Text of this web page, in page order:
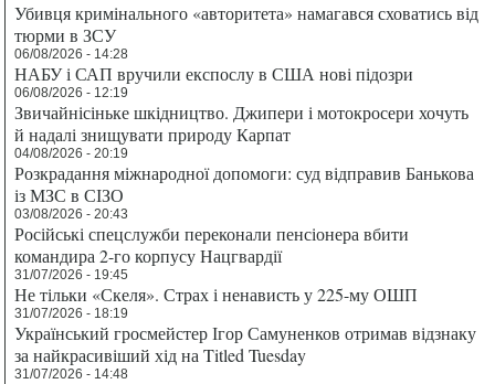
Убивця кримінального «авторитета» намагався сховатись від
тюрми в ЗСУ
06/08/2026 - 14:28
НАБУ і САП вручили експослу в США нові підозри
06/08/2026 - 12:19
Звичайнісіньке шкідництво. Джипери і мотокросери хочуть
й надалі знищувати природу Карпат
04/08/2026 - 20:19
Розкрадання міжнародної допомоги: суд відправив Банькова
із МЗС в СІЗО
03/08/2026 - 20:43
Російські спецслужби переконали пенсіонера вбити
командира 2-го корпусу Нацгвардії
31/07/2026 - 19:45
Не тільки «Скеля». Страх і ненависть у 225-му ОШП
31/07/2026 - 18:19
Український гросмейстер Ігор Самуненков отримав відзнаку
за найкрасивіший хід на Titled Tuesday
31/07/2026 - 14:48